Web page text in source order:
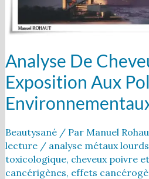
Analyse De
Exposition Aux
Beautysané/ Par Manuel
lecture/ analyse métaux
toxicologique, cheveux poivre
cancérigènes, effets